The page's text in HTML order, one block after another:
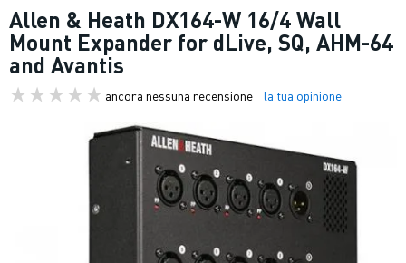
Allen & Heath DX164-W 16/4 Wall
Mount Expander for dLive, SQ, AHM-64
and Avantis
ancora nessuna recensione la tua opinione